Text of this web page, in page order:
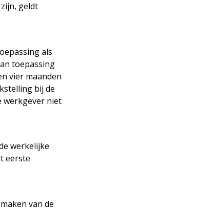
geldt
als
toepassing
vier maanden
bij de
werkgever niet
werkelijke
eerste
van de